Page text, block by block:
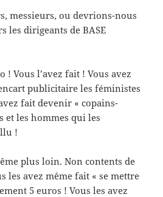
messieurs, ou devrions-nous
les dirigeants de BASE
! Vous l’avez fait ! Vous avez
publicitaire les féministes
fait devenir « copains-
et les hommes qui les
!
plus loin. Non contents de
les avez même fait « se mettre
5 euros ! Vous les avez